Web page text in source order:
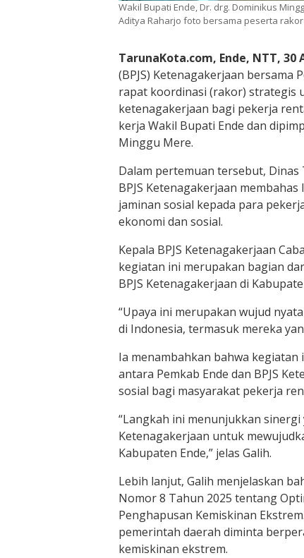
Wakil Bupati Ende, Dr. drg. Dominikus
Aditya Raharjo foto bersama peserta
TarunaKota.com, Ende, NTT, 30
(BPJS) Ketenagakerjaan bersama
rapat koordinasi (rakor) strategis
ketenagakerjaan bagi pekerja
kerja Wakil Bupati Ende dan
Minggu Mere.
Dalam pertemuan tersebut, Dinas
BPJS Ketenagakerjaan
jaminan sosial kepada para
ekonomi dan sosial.
Kepala BPJS Ketenagakerjaan
kegiatan ini merupakan bagian
BPJS Ketenagakerjaan di
“Upaya ini merupakan wujud
di Indonesia, termasuk mereka
Ia menambahkan bahwa
antara Pemkab Ende dan BPJS
sosial bagi masyarakat pekerja
“Langkah ini menunjukkan
Ketenagakerjaan untuk
Kabupaten Ende,” jelas Galih.
Lebih lanjut, Galih menjelaskan
Nomor 8 Tahun 2025 tentang
Penghapusan Kemiskinan
pemerintah daerah diminta
kemiskinan ekstrem.